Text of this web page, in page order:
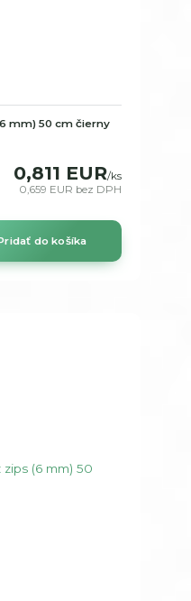
mm) 50 cm čierny
0,811 EUR/ks
0,659 EUR bez DPH
do košíka